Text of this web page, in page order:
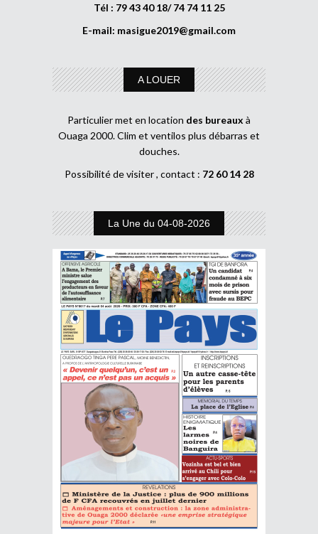
Tél : 79 43 40 18/ 74 74 11 25
E-mail: masigue2019@gmail.com
A LOUER
Particulier met en location des bureaux à
Ouaga 2000. Clim et ventilos plus débarras et
douches.
Possibilité de visiter , contact : 72 60 14 28
La Une du 04-08-2026